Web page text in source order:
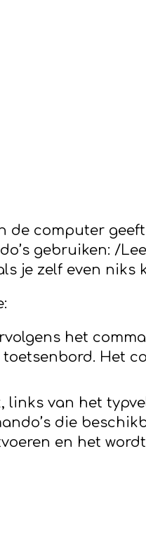
de computer
gebruiken: /
je zelf even niks
het
Het
links van het
die
en het